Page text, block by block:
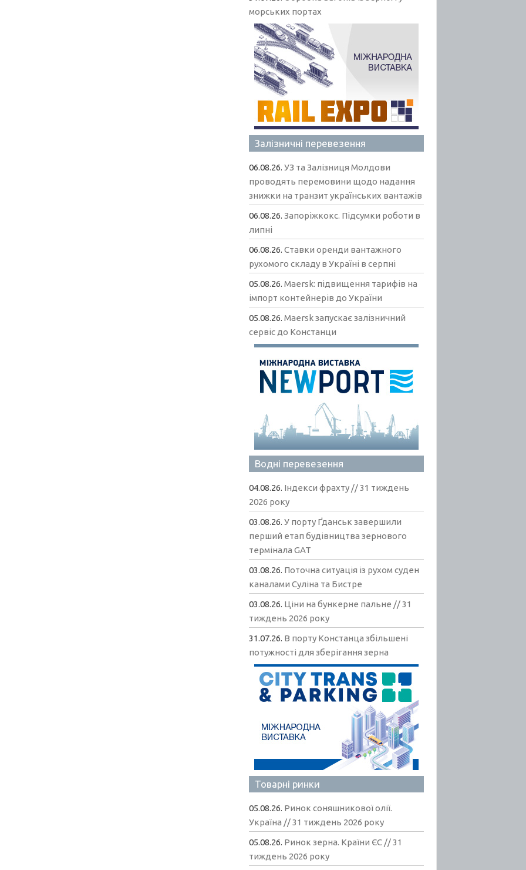
морських портах
Залізничні перевезення
06.08.26.УЗ та Залізниця Молдови
проводять перемовини щодо надання
знижки на транзит українських вантажів
06.08.26.Запоріжкокс. Підсумки роботи в
липні
06.08.26.Ставки оренди вантажного
рухомого складу в Україні в серпні
05.08.26.Maersk: підвищення тарифів на
імпорт контейнерів до України
05.08.26.Maersk запускає залізничний
сервіс до Констанци
Водні перевезення
04.08.26. Індекси фрахту // 31 тиждень
2026 року
03.08.26.У порту Ґданськ завершили
перший етап будівництва зернового
термінала GAT
03.08.26. Поточна ситуація із рухом суден
каналами Суліна та Бистре
03.08.26. Ціни на бункерне пальне // 31
тиждень 2026 року
31.07.26. В порту Констанца збільшені
потужності для зберігання зерна
Товарні ринки
05.08.26. Ринок соняшникової олії.
Україна // 31 тиждень 2026 року
05.08.26. Ринок зерна. Країни ЄС // 31
тиждень 2026 року